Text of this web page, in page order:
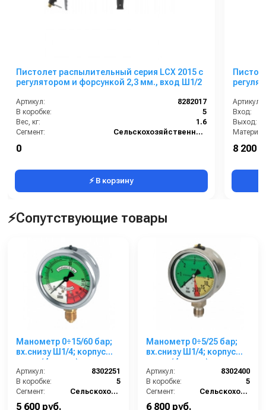
Пистолет распылительный серия LCX 2015 с
регулятором и форсункой 2,3 мм., вход Ш1/2
Артикул:
8282017
В коробке:
5
Вес, кг:
1.6
Сегмент:
Сельскохозяйственный сегмент
0
⚡ В корзину
Артикул:
Вход:
Выход:
Вес, кг:
8 200
⚡Сопутствующие товары
Манометр 0÷15/60 бар;
вх.снизу Ш1/4; корпус
нерж. (4 цвета)
Артикул:
8302251
В коробке:
5
Сегмент:
Сельскохозяйственный сегмент
5 600 руб.
Манометр 0÷5/25 бар;
вх.снизу Ш1/4; корпус
нерж. (4 цвета)
Артикул:
8302400
В коробке:
5
Сегмент:
Сельскохозяйственный сегмент
6 800 руб.